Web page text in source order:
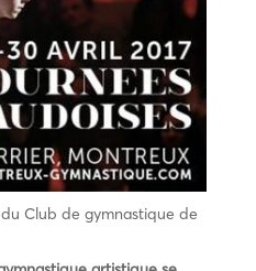
Club de gymnastique de